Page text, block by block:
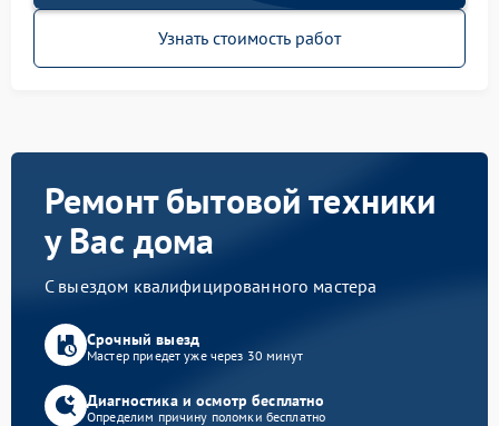
Узнать стоимость работ
Ремонт бытовой техники
у Вас дома
С выездом квалифицированного мастера
Срочный выезд
Мастер приедет уже через 30 минут
Диагностика и осмотр бесплатно
Определим причину поломки бесплатно